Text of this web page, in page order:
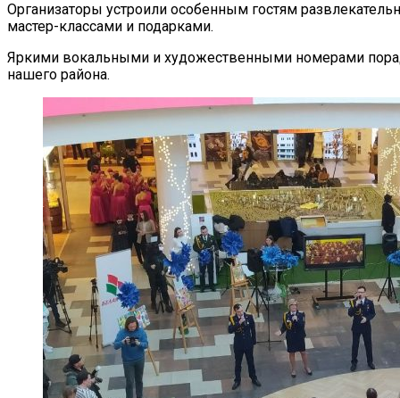
Организаторы устроили особенным гостям
мастер-классами и подарками.
Яркими вокальными и художественными номерами
нашего района.